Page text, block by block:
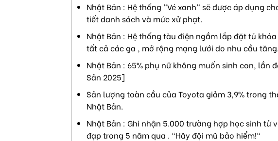
Nhật Bản : Hệ thống "Vé xanh" sẽ được áp dụng
tiết danh sách và mức xử phạt.
Nhật Bản : Hệ thống tàu điện ngầm lắp đặt tủ
tất cả các ga , mở rộng mạng lưới do nhu cầu tăng.
Nhật Bản : 65% phụ nữ không muốn sinh con, lần
Sản 2025]
Sản lượng toàn cầu của Toyota giảm 3,9% trong
Nhật Bản.
Nhật Bản : Ghi nhận 5.000 trường hợp học sinh
đạp trong 5 năm qua . "Hãy đội mũ bảo hiểm!"